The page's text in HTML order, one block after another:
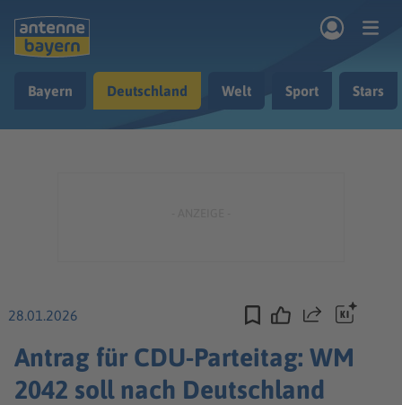
Bayern Deutschland Welt Sport Stars
28.01.2026 Teilen
Antrag für CDU-Parteitag: WM
2042 soll nach Deutschland